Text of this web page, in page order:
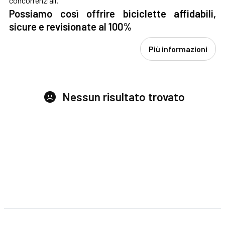
Possiamo così offrire biciclette affidabili,
sicure e revisionate al 100%
Più informazioni
Nessun risultato trovato